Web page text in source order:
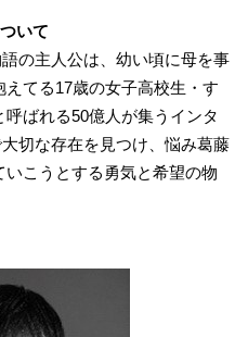
いて
の主人公は、幼い頃に母を事
てる17歳の女子高校生・す
ばれる50億人が集うインタ
切な存在を見つけ、悩み葛藤
こうとする勇気と希望の物